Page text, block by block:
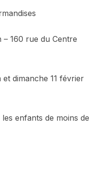
160 rue du Centre
et dimanche 11 février
enfants de moins de